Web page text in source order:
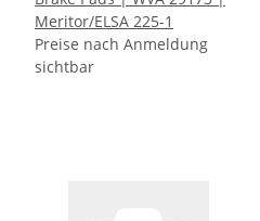
Meritor/ELSA 225-1
Preise nach Anmeldung
sichtbar